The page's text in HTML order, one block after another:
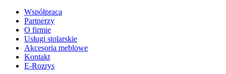
Współpraca
Partnerzy
O firmie
Usługi stolarskie
Akcesoria meblowe
Kontakt
E-Rozrys